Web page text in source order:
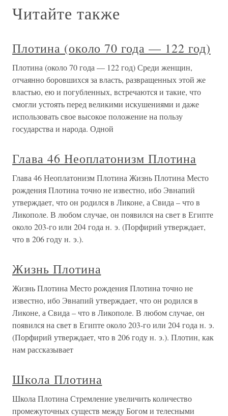
Читайте также
Плотина (около 70 года — 122 год)
Плотина (около 70 года — 122 год) Среди женщин,
отчаянно боровшихся за власть, развращенных этой же
властью, ею и погубленных, встречаются и такие, что
смогли устоять перед великими искушениями и даже
использовать свое высокое положение на пользу
государства и народа. Одной
Глава 46 Неоплатонизм Плотина
Глава 46 Неоплатонизм Плотина Жизнь Плотина Место
рождения Плотина точно не известно, ибо Эвнапий
утверждает, что он родился в Ликоне, а Свида – что в
Ликополе. В любом случае, он появился на свет в Египте
около 203-го или 204 года н. э. (Порфирий утверждает,
что в 206 году н. э.).
Жизнь Плотина
Жизнь Плотина Место рождения Плотина точно не
известно, ибо Эвнапий утверждает, что он родился в
Ликоне, а Свида – что в Ликополе. В любом случае, он
появился на свет в Египте около 203-го или 204 года н. э.
(Порфирий утверждает, что в 206 году н. э.). Плотин, как
нам рассказывает
Школа Плотина
Школа Плотина Стремление увеличить количество
промежуточных существ между Богом и телесными